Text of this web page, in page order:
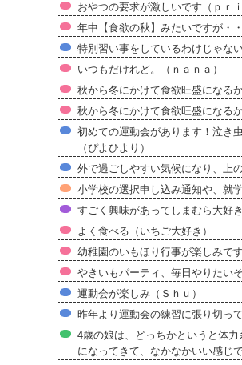
おやつの要求が激しいです（ｐｒｉ
年中【食欲の秋】みたいですが・
特別習い事をしているわけじゃな
いつもだけれど。（ｎａｎａ）
秋から冬にかけて食欲旺盛になる
秋から冬にかけて食欲旺盛になるか
初めての運動会があります！泣き
（ぴよひより）
外で過ごしやすい気候になり、上
小学校の選択申し込み通知や、就
すごく興味があってしまむら大好
よく食べる（いちご大好き）
幼稚園のいもほり行事が楽しみで
やきいもパーティ、毎日やりたい
運動会が楽しみ（Ｓｈｕ）
昨年より運動会の練習に張り切っ
4歳の娘は、どっちかというと体
になってきて、なかなかいい感じ